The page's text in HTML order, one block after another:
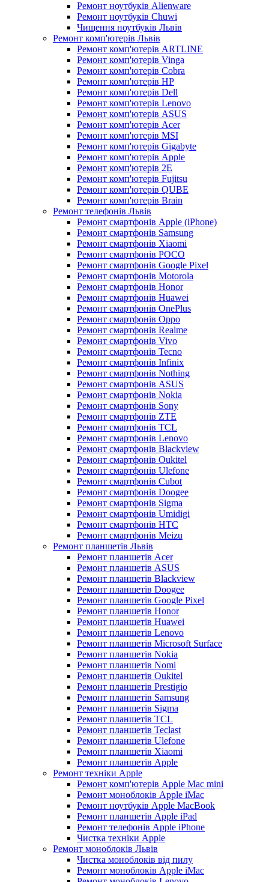
Ремонт ноутбуків Alienware
Ремонт ноутбуків Chuwi
Чищення ноутбуків Львів
Ремонт комп'ютерів Львів
Ремонт комп'ютерів ARTLINE
Ремонт комп'ютерів Vinga
Ремонт комп'ютерів Cobra
Ремонт комп'ютерів HP
Ремонт комп'ютерів Dell
Ремонт комп'ютерів Lenovo
Ремонт комп'ютерів ASUS
Ремонт комп'ютерів Acer
Ремонт комп'ютерів MSI
Ремонт комп'ютерів Gigabyte
Ремонт комп'ютерів Apple
Ремонт комп'ютерів 2E
Ремонт комп'ютерів Fujitsu
Ремонт комп'ютерів QUBE
Ремонт комп'ютерів Brain
Ремонт телефонів Львів
Ремонт смартфонів Apple (iPhone)
Ремонт смартфонів Samsung
Ремонт смартфонів Xiaomi
Ремонт смартфонів POCO
Ремонт смартфонів Google Pixel
Ремонт смартфонів Motorola
Ремонт смартфонів Honor
Ремонт смартфонів Huawei
Ремонт смартфонів OnePlus
Ремонт смартфонів Oppo
Ремонт смартфонів Realme
Ремонт смартфонів Vivo
Ремонт смартфонів Tecno
Ремонт смартфонів Infinix
Ремонт смартфонів Nothing
Ремонт смартфонів ASUS
Ремонт смартфонів Nokia
Ремонт смартфонів Sony
Ремонт смартфонів ZTE
Ремонт смартфонів TCL
Ремонт смартфонів Lenovo
Ремонт смартфонів Blackview
Ремонт смартфонів Oukitel
Ремонт смартфонів Ulefone
Ремонт смартфонів Cubot
Ремонт смартфонів Doogee
Ремонт смартфонів Sigma
Ремонт смартфонів Umidigi
Ремонт смартфонів HTC
Ремонт смартфонів Meizu
Ремонт планшетів Львів
Ремонт планшетів Acer
Ремонт планшетів ASUS
Ремонт планшетів Blackview
Ремонт планшетів Doogee
Ремонт планшетів Google Pixel
Ремонт планшетів Honor
Ремонт планшетів Huawei
Ремонт планшетів Lenovo
Ремонт планшетів Microsoft Surface
Ремонт планшетів Nokia
Ремонт планшетів Nomi
Ремонт планшетів Oukitel
Ремонт планшетів Prestigio
Ремонт планшетів Samsung
Ремонт планшетів Sigma
Ремонт планшетів TCL
Ремонт планшетів Teclast
Ремонт планшетів Ulefone
Ремонт планшетів Xiaomi
Ремонт планшетів Apple
Ремонт техніки Apple
Ремонт комп'ютерів Apple Mac mini
Ремонт моноблоків Apple iMac
Ремонт ноутбуків Apple MacBook
Ремонт планшетів Apple iPad
Ремонт телефонів Apple iPhone
Чистка техніки Apple
Ремонт моноблоків Львів
Чистка моноблоків від пилу
Ремонт моноблоків Apple iMac